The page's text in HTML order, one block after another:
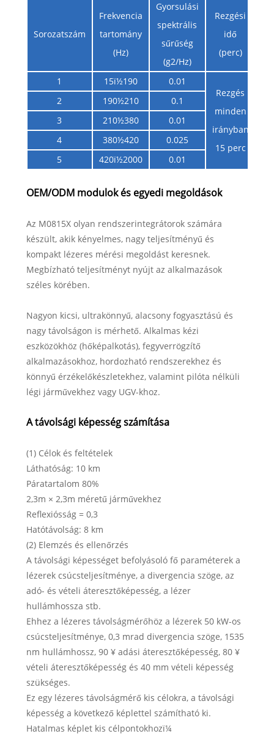
Sorozatszám
Frekvencia
tartomány
(Hz)
Gyorsulási
spektrális
sűrűség
(g2/Hz)
Rezgési
idő
(perc)
1 15ï½190
0.01
Rezgés
minden
irányban
15 perc
2 190½210
0.1
3
210½380
0.01
4
380½420
0.025
5
420ï½2000 0.01
OEM/ODM modulok és egyedi megoldások
Az M0815X olyan rendszerintegrátorok számára
készült, akik kényelmes, nagy teljesítményű és
kompakt lézeres mérési megoldást keresnek.
Megbízható teljesítményt nyújt az alkalmazások
széles körében.
Nagyon kicsi, ultrakönnyű, alacsony fogyasztású és
nagy távolságon is mérhető. Alkalmas kézi
eszközökhöz (hőképalkotás), fegyverrögzítő
alkalmazásokhoz, hordozható rendszerekhez és
könnyű érzékelőkészletekhez, valamint pilóta nélküli
légi járművekhez vagy UGV-khoz.
A távolsági képesség számítása
(1) Célok és feltételek
Láthatóság: 10 km
Páratartalom 80%
2,3m × 2,3m méretű járművekhez
Reflexiósság = 0,3
Hatótávolság: 8 km
(2) Elemzés és ellenőrzés
A távolsági képességet befolyásoló fő paraméterek a
lézerek csúcsteljesítménye, a divergencia szöge, az
adó- és vételi áteresztőképesség, a lézer
hullámhossza stb.
Ehhez a lézeres távolságmérőhöz a lézerek 50 kW-os
csúcsteljesítménye, 0,3 mrad divergencia szöge, 1535
nm hullámhossz, 90 ¥ adási áteresztőképesség, 80 ¥
vételi áteresztőképesség és 40 mm vételi képesség
szükséges.
Ez egy lézeres távolságmérő kis célokra, a távolsági
képesség a következő képlettel számítható ki.
Hatalmas képlet kis célpontokhozï¼